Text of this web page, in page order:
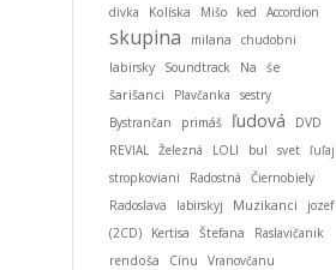
divka Kolíska Mišo ked Accordion
skupina milana
chudobni
labirsky
Soundtrack Na
śe
šarišanci
Plavčanka
sestry
Bystrančan
primáš ľudová
DVD
REVIAL Železná LOLI bul svet
ľuľaj
stropkoviani
Radostná
Čiernobiely
Radoslava
labirskyj Muzikanci
jozef
(2CD)
Kertisa Štefana
Raslavičanik
rendoša
Cínu Vranovčanu